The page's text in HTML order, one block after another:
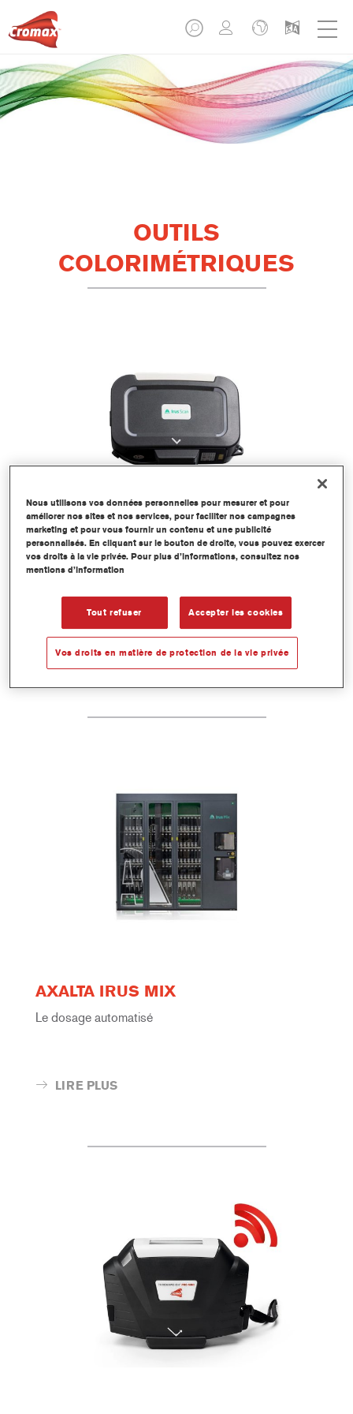
OUTILS
COLORIMÉTRIQUES
AXALTA IRUS SCAN
LIRE PLUS
AXALTA IRUS MIX
Le dosage automatisé
LIRE PLUS
Nous utilisons vos données personnelles pour mesurer et pour
améliorer nos sites et nos services, pour faciliter nos campagnes
marketing et pour vous fournir un contenu et une publicité
personnalisés. En cliquant sur le bouton de droite, vous pouvez exercer
vos droits à la vie privée. Pour plus d’informations, consultez nos
mentions d’information
Tout refuser Accepter les cookies
Vos droits en matière de protection de la vie privée